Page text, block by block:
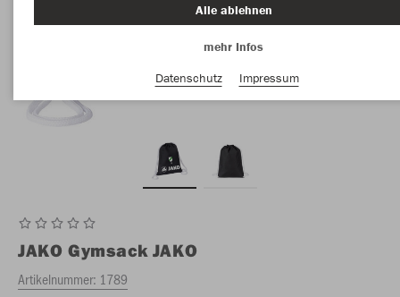
JAKO Gymsack JAKO
Artikelnummer: 1789
Alle ablehnen
mehr Infos
Datenschutz
Impressum